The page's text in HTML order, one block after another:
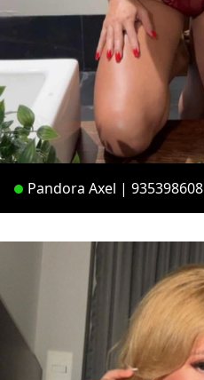
Pandora Axel | 935398608